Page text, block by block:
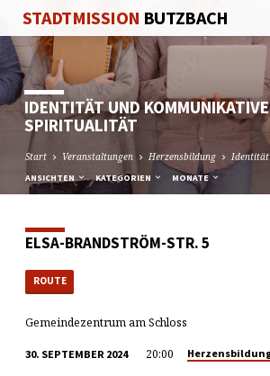
STADTMISSION BUTZBACH
IDENTITÄT UND KOMMUNIKATIVE
SPIRITUALITÄT
Start Veranstaltungen Herzensbildung
ANSICHTEN KATEGORIEN MONATE
ELSA-BRANDSTRÖM-STR. 5
ROUTE
Gemeindezentrum am Schloss
30. SEPTEMBER 2024 20:00